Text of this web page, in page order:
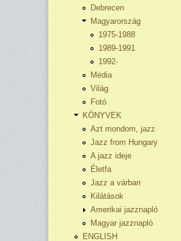
Debrecen
Magyarország
1975-1988
1989-1991
1992-
Média
Világ
Fotó
KÖNYVEK
Azt mondom, jazz
Jazz from Hungary
A jazz ideje
Életfa
Jazz a várban
Kilátások
Amerikai jazznapló
Magyar jazznapló
ENGLISH